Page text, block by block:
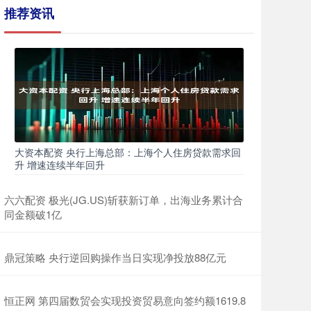
推荐资讯
大资本配资 央行上海总部：上海个人住房贷款需求回
升 增速连续半年回升
六六配资 极光(JG.US)斩获新订单，出海业务累计合
同金额破1亿
鼎冠策略 央行逆回购操作当日实现净投放88亿元
恒正网 第四届数贸会实现投资贸易意向签约额1619.8